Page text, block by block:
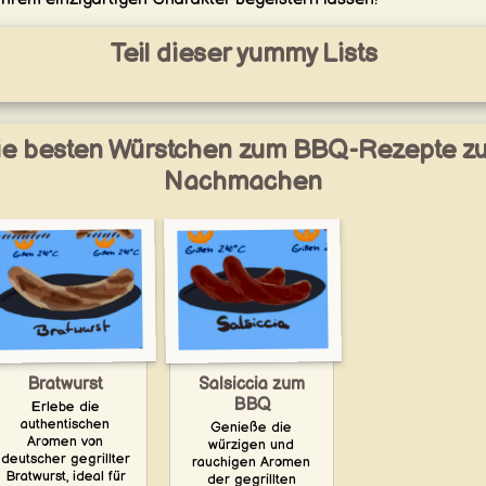
Teil dieser yummy Lists
besten Würstchen zum BBQ-Rezepte
Nachmachen
Bratwurst
Erlebe die
authentischen
Aromen von
deutscher gegrillter
Bratwurst, ideal für
Salsiccia zum
BBQ
Genieße die
würzigen und
rauchigen Aromen
der gegrillten